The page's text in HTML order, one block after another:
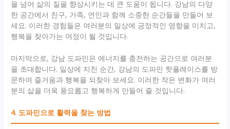
을 넘어 삶의 질을 향상시키는 데 큰 도움이 됩니다. 강남의 다양
한 공간에서 친구, 가족, 연인과 함께 소중한 순간들을 만들어 보
세요. 이러한 경험들은 여러분의 일상에 긍정적인 영향을 미치고,
행복을 찾아가는 여정이 될 것입니다.
마지막으로, 강남 도파민은 에너지를 충전하는 공간으로 여러분
을 초대합니다. 일상에 지친 순간, 강남의 도파민 핫플레이스를 방
문하여 즐거움과 행복을 되찾아 보세요. 이러한 작은 변화가 여러
분의 삶을 더욱 풍요롭고 행복하게 만들어 줄 것입니다.
4. 도파민으로 활력을 찾는 방법